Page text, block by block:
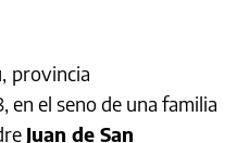
, provincia
en el seno de una familia
Juan de San